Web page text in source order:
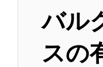
バル
スの